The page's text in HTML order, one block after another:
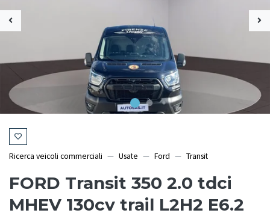
Ricerca veicoli commerciali Usate Ford Transit
FORD Transit 350 2.0 tdci
MHEV 130cv trail L2H2 E6.2